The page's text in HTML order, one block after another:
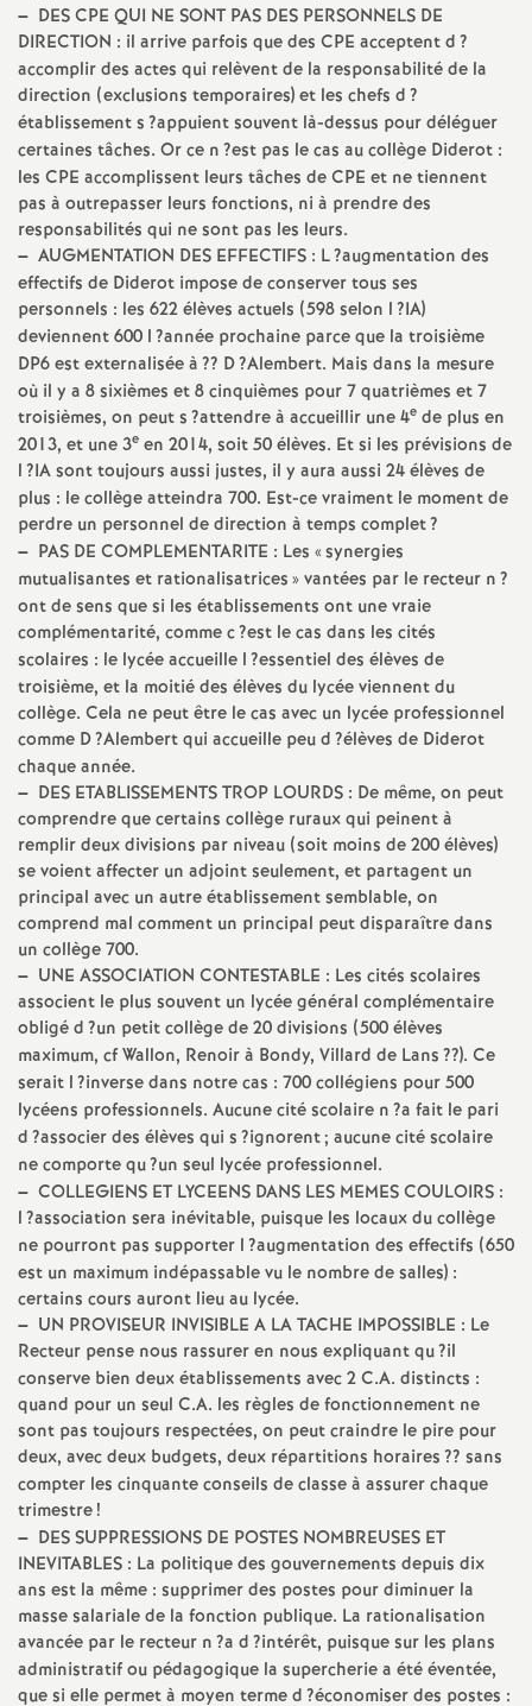
e
m
e
n
t
s
d
e
S
e
c
o
n
d
d
e
g
r
é
O
r
l
é
a
n
s
T
o
– DESCPE QUI NE SONT PAS DES PERSONNELS DE
DIRECTION : il arrive parfois que des CPE acceptent d?
accomplir des actes qui relèvent de la responsabilité de la
direction (exclusions temporaires) et les chefs d?
établissement s?appuient souvent là-dessus pour déléguer
certaines tâches. Or ce n?est pas le cas au collège Diderot :
les CPE accomplissent leurs tâches deCPE et ne tiennent
pas à outrepasser leurs fonctions, ni à prendre des
responsabilités qui ne sont pas les leurs.
– AUGMENTATION DES EFFECTIFS : L?augmentation des
effectifs de Diderot impose de conserver tous ses
personnels : les 622 élèves actuels (598 selon l?IA)
deviennent 600 l?année prochaine parce que la troisième
DP6est externalisée à?? D?Alembert. Mais dans la mesure
où il y a 8 sixièmes et 8 cinquièmes pour 7 quatrièmes et 7
troisièmes, on peut s?attendre à accueillir une 4e de plus en
2013, et une 3e en 2014, soit 50 élèves. Et si les prévisions de
l?IAsont toujours aussi justes, il y aura aussi 24 élèves de
plus : le collège atteindra 700. Est-ce vraiment le moment de
perdre un personnel de direction à temps complet?
– PAS DE COMPLEMENTARITE : Les «synergies
mutualisantes et rationalisatrices» vantées par le recteur n?
ont de sens que si les établissements ont une vraie
complémentarité, comme c?est le cas dans les cités
scolaires : le lycée accueille l?essentiel des élèves de
troisième, et la moitié des élèves du lycée viennent du
collège. Cela ne peut être le cas avec un lycée professionnel
comme D?Alembert qui accueille peu d?élèves de Diderot
chaque année.
– DES ETABLISSEMENTSTROP LOURDS : De même, on peut
comprendre que certains collège ruraux qui peinent à
remplir deux divisions par niveau (soit moins de 200 élèves)
se voient affecter un adjoint seulement, et partagent un
principal avec un autre établissement semblable, on
comprend mal comment un principal peut disparaître dans
un collège 700.
– UNE ASSOCIATION CONTESTABLE : Les cités scolaires
associent le plus souvent un lycée général complémentaire
obligé d?un petit collège de 20 divisions (500 élèves
maximum, cf Wallon, Renoir à Bondy, Villard de Lans??). Ce
serait l?inverse dans notre cas : 700 collégiens pour 500
lycéens professionnels. Aucune cité scolaire n?a fait le pari
d?associer des élèves qui s?ignorent; aucune cité scolaire
ne comporte qu?un seul lycée professionnel.
– COLLEGIENS ET LYCEENS DANS LES MEMESCOULOIRS :
l?association sera inévitable, puisque les locaux du collège
ne pourront pas supporter l?augmentation des effectifs (650
est un maximum indépassable vu le nombre de salles) :
certains cours auront lieu au lycée.
– UN PROVISEUR INVISIBLE A LATACHE IMPOSSIBLE : Le
Recteur pense nous rassurer en nous expliquant qu?il
conserve bien deux établissements avec 2C.A. distincts :
quand pour un seul C.A. les règles de fonctionnement ne
sont pas toujours respectées, on peut craindre le pire pour
deux, avec deux budgets, deux répartitions horaires?? sans
compter les cinquante conseils de classe à assurer chaque
trimestre!
– DESSUPPRESSIONS DE POSTES NOMBREUSES ET
INEVITABLES : La politique des gouvernements depuis dix
ans est la même : supprimer des postes pour diminuer la
masse salariale de la fonction publique. La rationalisation
avancée par le recteur n?a d?intérêt, puisque sur les plans
administratif ou pédagogique la supercherie a été éventée,
que si elle permet à moyen terme d?économiser des postes :